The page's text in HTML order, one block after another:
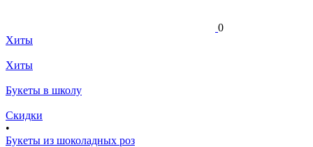
0
Хиты
Хиты
Букеты в школу
Скидки
•
Букеты из шоколадных роз